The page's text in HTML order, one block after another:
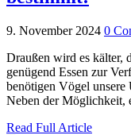
9. November 2024 0
Draußen wird es kälter,
genügend Essen zur
benötigen Vögel unsere
Neben der Möglichkeit,
Read Full Article